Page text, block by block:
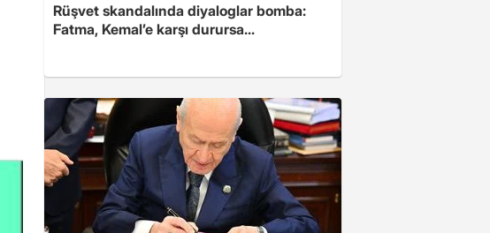
Rüşvet skandalında diyaloglar bomba:
Fatma, Kemal’e karşı durursa...